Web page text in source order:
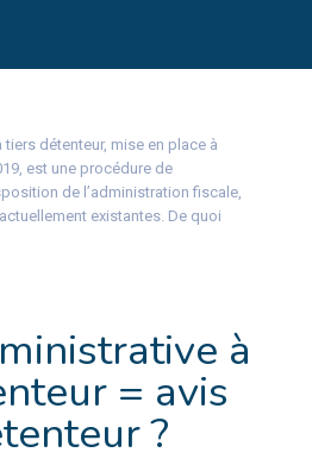
détenteur, mise en place à
est une procédure de
de l’administration fiscale,
existantes. De quoi
à
= avis
?